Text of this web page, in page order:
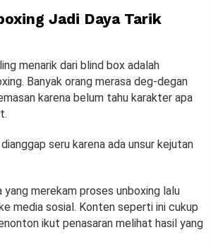
Jadi Daya Tarik
menarik dari blind box adalah
Banyak orang merasa deg-degan
karena belum tahu karakter apa
seru karena ada unsur kejutan
yang merekam proses unboxing lalu
media sosial. Konten seperti ini cukup
ikut penasaran melihat hasil yang